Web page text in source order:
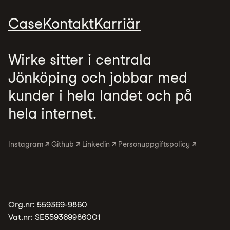
CaseKontaktKarriär
Wirke sitter i centrala
Jönköping och jobbar med
kunder i hela landet och på
hela internet.
Instagram Github Linkedin Personuppgiftspolicy
Org.nr: 559369-9860
Vat.nr: SE559369986001